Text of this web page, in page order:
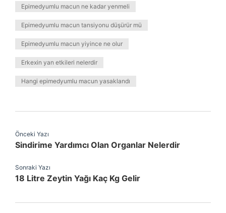
Epimedyumlu macun ne kadar yenmeli
Epimedyumlu macun tansiyonu düşürür mü
Epimedyumlu macun yiyince ne olur
Erkexin yan etkileri nelerdir
Hangi epimedyumlu macun yasaklandı
Önceki Yazı
Sindirime Yardımcı Olan Organlar Nelerdir
Sonraki Yazı
18 Litre Zeytin Yağı Kaç Kg Gelir